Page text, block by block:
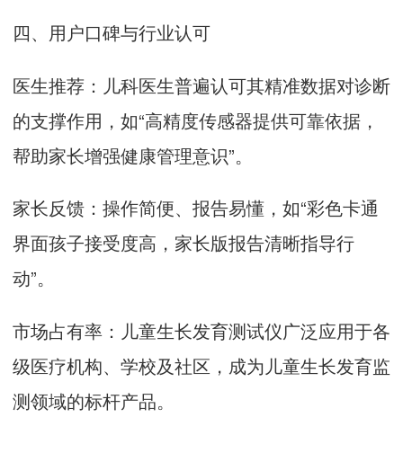
四、用户口碑与行业认可
医生推荐：儿科医生普遍认可其精准数据对诊断
的支撑作用，如“高精度传感器提供可靠依据，
帮助家长增强健康管理意识”。
家长反馈：操作简便、报告易懂，如“彩色卡通
界面孩子接受度高，家长版报告清晰指导行
动”。
市场占有率： 儿童生长发育测试仪广泛应用于各
级医疗机构、学校及社区，成为儿童生长发育监
测领域的标杆产品。